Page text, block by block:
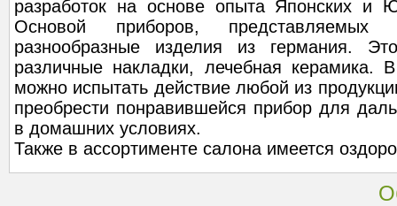
разработок на основе опыта Японских и
Основой приборов, представляемых
разнообразные изделия из германия.
различные накладки, лечебная керамика.
можно испытать действие любой из
преобрести понравившейся прибор для
в домашних условиях.
Также в ассортименте салона имеется